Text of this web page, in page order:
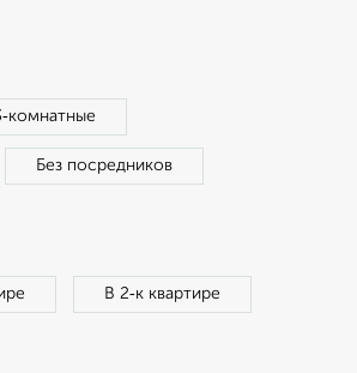
Без посредников
В 2‑к квартире